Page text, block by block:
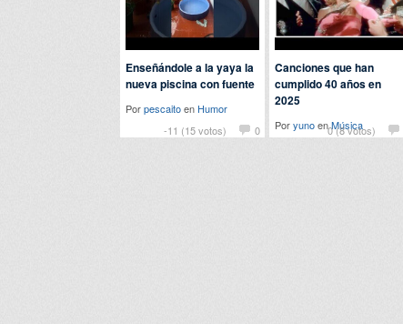
-11 (15 votos) 0
Enseñándole a la yaya la
nueva piscina con fuente
Porpescaitoen Humor
0 (8 votos)
Canciones que han
cumplido 40 años en
2025
PoryunoenMúsica